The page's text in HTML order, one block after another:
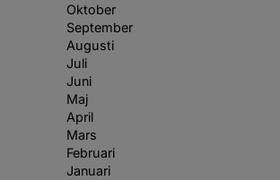
Oktober
September
Augusti
Juli
Juni
Maj
April
Mars
Februari
Januari